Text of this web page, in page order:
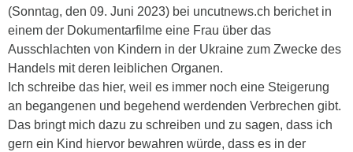
(Sonntag, den 09. Juni 2023) bei uncutnews.ch berichet in
einem der Dokumentarfilme eine Frau über das
Ausschlachten von Kindern in der Ukraine zum Zwecke des
Handels mit deren leiblichen Organen.
Ich schreibe das hier, weil es immer noch eine Steigerung
an begangenen und begehend werdenden Verbrechen gibt.
Das bringt mich dazu zu schreiben und zu sagen, dass ich
gern ein Kind hiervor bewahren würde, dass es in der